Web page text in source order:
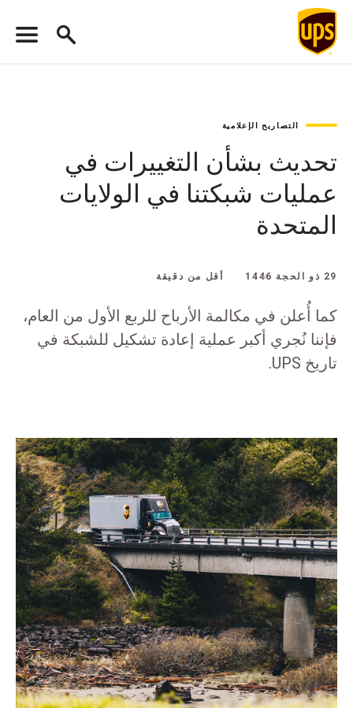
التصاريح الإعلامية
تحديث بشأن التغييرات في
عمليات شبكتنا في الولايات
المتحدة
29 ذو الحجة 1446 أقل من دقيقة
كما أُعلن في مكالمة الأرباح للربع الأول من العام،
فإننا نُجري أكبر عملية إعادة تشكيل للشبكة في
تاريخ UPS.